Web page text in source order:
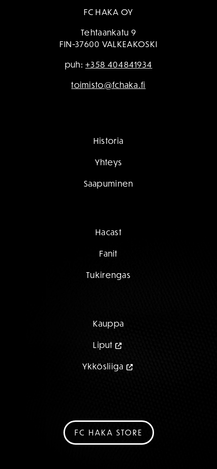
FC HAKA OY
Tehtaankatu 9
FIN-37600 VALKEAKOSKI
puh:+358 404841934
toimisto@fchaka.fi
Historia
Yhteys
Saapuminen
Hacast
Fanit
Tukirengas
Kauppa
Liput
Ykkösliiga
FC HAKA STORE